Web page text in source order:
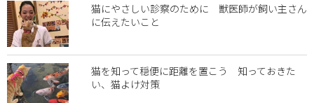
猫にやさしい診察のために 獣医師が飼い主さん
に伝えたいこと
猫を知って穏便に距離を置こう 知っておきた
い、猫よけ対策